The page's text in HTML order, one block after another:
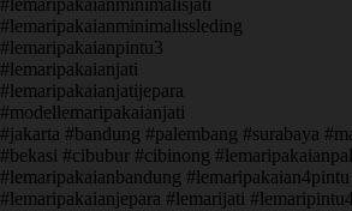
#lemaripakaianminimalisjati
#lemaripakaianminimalissleding
#lemaripakaianpintu3
#lemaripakaianjati
#lemaripakaianjatijepara
#modellemaripakaianjati
#jakarta #bandung #palembang #surabaya
#bekasi #cibubur #cibinong
#lemaripakaianbandung
#lemaripakaianjepara #lemarijati